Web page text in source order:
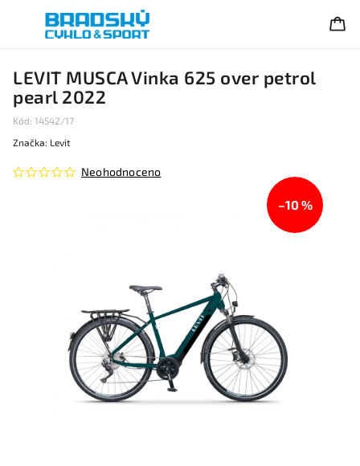
LEVIT MUSCA Vinka 625 over petrol
pearl 2022
Kód: 14542/17
Neohodnoceno
Značka: Levit
–10 %